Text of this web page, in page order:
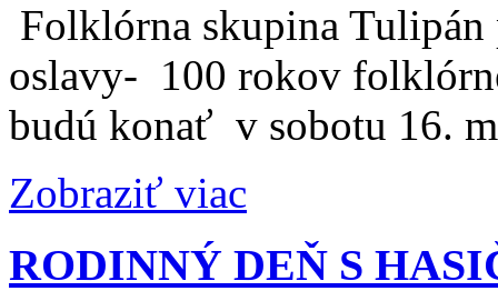
Folklórna skupina Tulipán
oslavy- 100 rokov
budú konať v sobotu 16.
Zobraziť viac
RODINNÝ DEŇ S